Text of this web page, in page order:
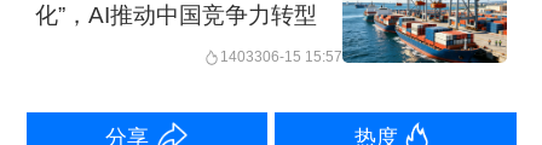
化”，AI推动中国竞争力转型
1403306-15 15:57
分享 热度